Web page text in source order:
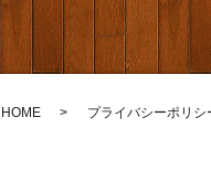
HOME プライバシーポリシ